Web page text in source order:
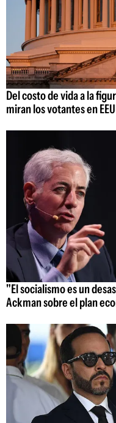
Del costo de vida a la
miran los votantes en
"El socialismo es un
Ackman sobre el plan